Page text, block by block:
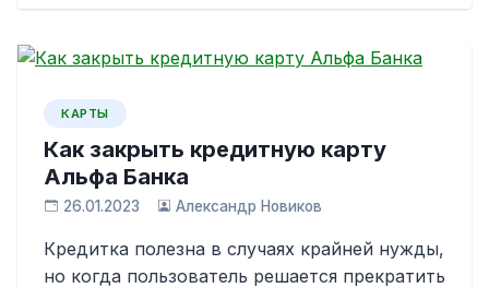
КАРТЫ
Как закрыть кредитную карту
Альфа Банка
26.01.2023 Александр Новиков
Кредитка полезна в случаях крайней нужды,
но когда пользователь решается прекратить